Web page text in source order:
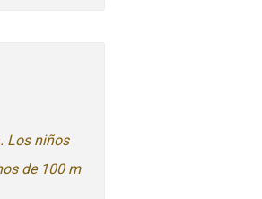
Los niños
de 100 m